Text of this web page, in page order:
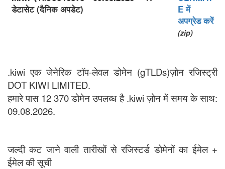
डेटासेट (दैनिक अपडेट)
E में
अपग्रेड करें
(zip)
.kiwi एक जेनेरिक टॉप-लेवल डोमेन (gTLDs)ज़ोन रजिस्ट्री
DOT KIWI LIMITED.
हमारे पास 12 370 डोमेन उपलब्ध है .kiwi ज़ोन में समय के साथ:
09.08.2026.
जल्दी कट जाने वाली तारीखों से रजिस्टर्ड डोमेनों का ईमेल +
ईमेल की सूची